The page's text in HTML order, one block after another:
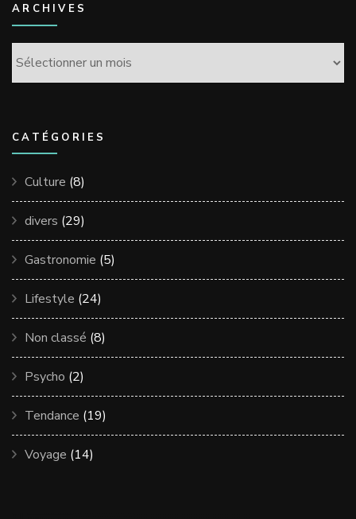
ARCHIVES
Archives
CATÉGORIES
Culture (8)
divers (29)
Gastronomie (5)
Lifestyle (24)
Non classé (8)
Psycho (2)
Tendance (19)
Voyage (14)